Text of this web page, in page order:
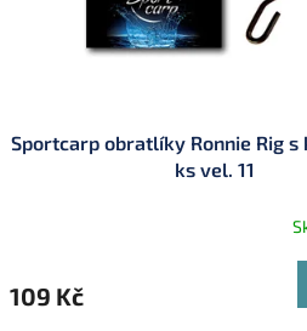
Sportcarp obratlíky Ronnie Rig s
ks vel. 11
109 Kč